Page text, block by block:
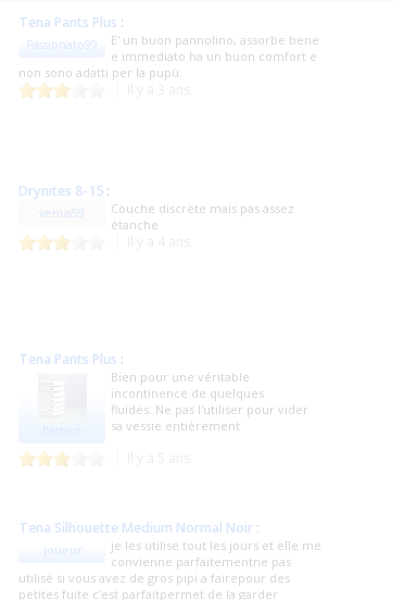
Tena Pants Plus :
Passionato99
E' un buon pannolino, assorbe bene
e immediato ha un buon comfort e
non sono adatti per la pupù.
Drynites 8-15 :
venus59
Couche discrète mais pas assez
étanche
Tena Pants Plus :
flastico
Bien pour une véritable
incontinence de quelques
fluides..Ne pas l'utiliser pour vider
sa vessie entièrement
Tena Silhouette Medium Normal Noir :
joueur
je les utilise tout les jours et elle me
convienne parfaitementne pas
utilisé si vous avez de gros pipi a fairepour des
petites fuite c'est parfaitpermet de la garder